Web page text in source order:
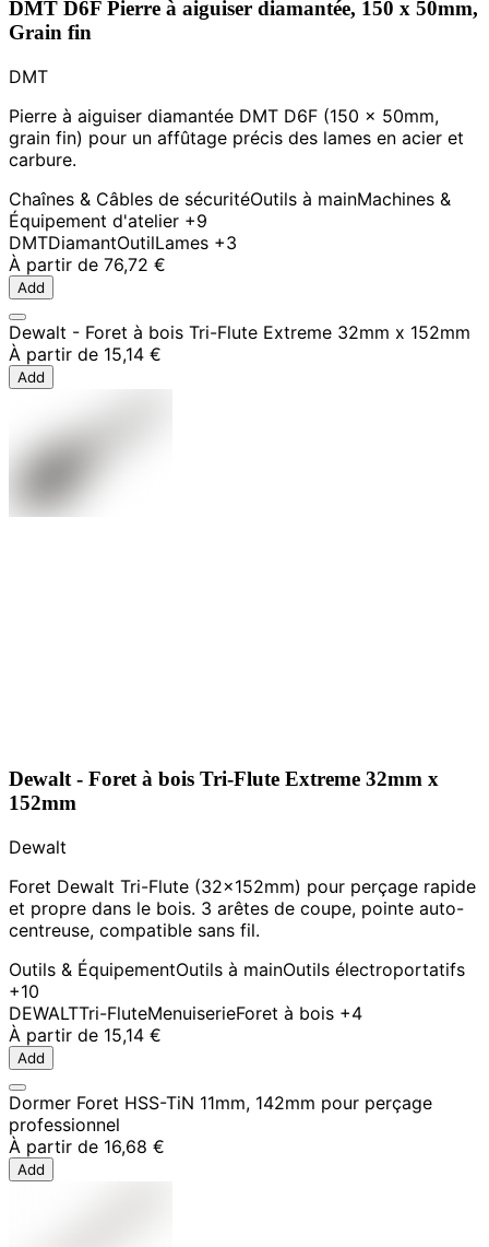
DMT D6F Pierre à aiguiser diamantée, 150 x 50mm,
Grain fin
DMT
Pierre à aiguiser diamantée DMT D6F (150 x 50mm,
grain fin) pour un affûtage précis des lames en acier et
carbure.
Chaînes & Câbles de sécuritéOutils à mainMachines &
Équipement d'atelier +9
DMTDiamantOutilLames +3
À partir de 76,72 €
Add
Dewalt - Foret à bois Tri-Flute Extreme 32mm x 152mm
À partir de 15,14 €
Add
Dewalt - Foret à bois Tri-Flute Extreme 32mm x
152mm
Dewalt
Foret Dewalt Tri-Flute (32x152mm) pour perçage rapide
et propre dans le bois. 3 arêtes de coupe, pointe auto-
centreuse, compatible sans fil.
Outils & ÉquipementOutils à mainOutils électroportatifs
+10
DEWALTTri-FluteMenuiserieForet à bois +4
À partir de 15,14 €
Add
Dormer Foret HSS-TiN 11mm, 142mm pour perçage
professionnel
À partir de 16,68 €
Add